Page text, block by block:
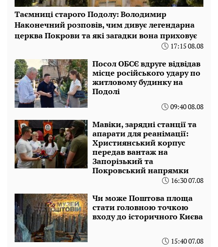
Таємниці старого Подолу: Володимир
Наконечний розповів, чим дивує легендарна
церква Покрови та які загадки вона приховує
17:15 08.08
Посол ОБСЄ вдруге відвідав
місце російського удару по
житловому будинку на
Подолі
09:40 08.08
Мавіки, зарядні станції та
апарати для реанімації:
Християнський корпус
передав вантаж на
Запорізький та
Покровський напрямки
16:30 07.08
Чи може Поштова площа
стати головною точкою
входу до історичного Києва
15:40 07.08